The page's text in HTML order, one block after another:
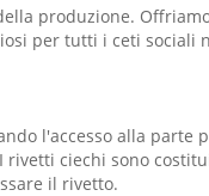
produzione.
per tutti i ceti sociali
l'accesso alla parte
ciechi sono
il rivetto.